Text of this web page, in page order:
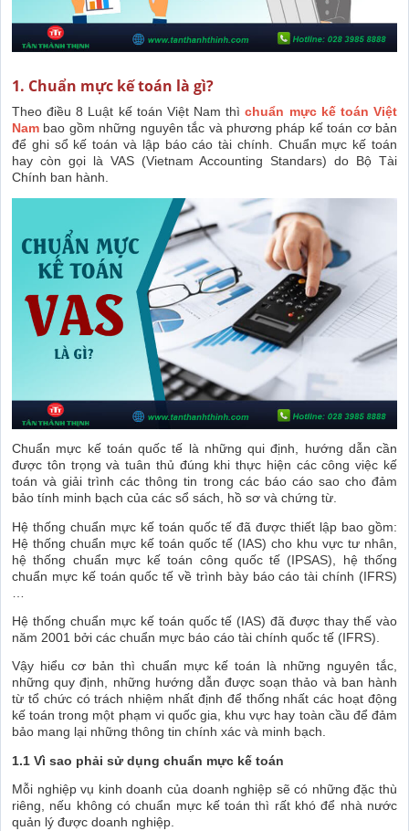
1. Chuẩn mực kế toán là gì?
Theo điều 8 Luật kế toán Việt Nam thìchuẩn mực kế toán Việt
Nam bao gồm những nguyên tắc và phương pháp kế toán cơ bản
để ghi sổ kế toán và lập báo cáo tài chính. Chuẩn mực kế toán
hay còn gọi là VAS (Vietnam Accounting Standars) do Bộ Tài
Chính ban hành.
Chuẩn mực kế toán quốc tế là những qui định, hướng dẫn cần
được tôn trọng và tuân thủ đúng khi thực hiện các công việc kế
toán và giải trình các thông tin trong các báo cáo sao cho đảm
bảo tính minh bạch của các sổ sách, hồ sơ và chứng từ.
Hệ thống chuẩn mực kế toán quốc tế đã được thiết lập bao gồm:
Hệ thống chuẩn mực kế toán quốc tế (IAS) cho khu vực tư nhân,
hệ thống chuẩn mực kế toán công quốc tế (IPSAS), hệ thống
chuẩn mực kế toán quốc tế về trình bày báo cáo tài chính (IFRS)
Hệ thống chuẩn mực kế toán quốc tế (IAS) đã được thay thế vào
năm 2001 bởi các chuẩn mực báo cáo tài chính quốc tế (IFRS).
Vậy hiểu cơ bản thì chuẩn mực kế toán là những nguyên tắc,
những quy định, những hướng dẫn được soạn thảo và ban hành
từ tổ chức có trách nhiệm nhất định để thống nhất các hoạt động
kế toán trong một phạm vi quốc gia, khu vực hay toàn cầu để đảm
bảo mang lại những thông tin chính xác và minh bạch.
1.1 Vì sao phải sử dụng chuẩn mực kế toán
Mỗi nghiệp vụ kinh doanh của doanh nghiệp sẽ có những đặc thù
riêng, nếu không có chuẩn mực kế toán thì rất khó để nhà nước
quản lý được doanh nghiệp.